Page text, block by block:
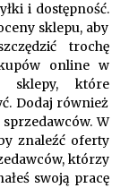
i dostępność.
sklepu, aby
trochę
online w
sklepy, które
Dodaj również
W
znaleźć oferty
którzy
swoją pracę